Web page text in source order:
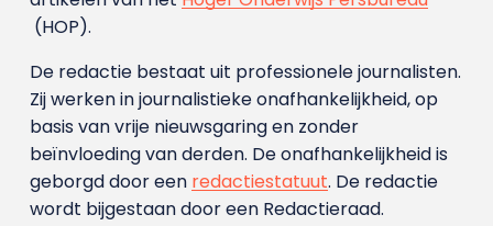
(HOP).
De redactie bestaat uit professionele journalisten.
Zij werken in journalistieke onafhankelijkheid, op
basis van vrije nieuwsgaring en zonder
beïnvloeding van derden. De onafhankelijkheid is
geborgd door een redactiestatuut. De redactie
wordt bijgestaan door een Redactieraad.